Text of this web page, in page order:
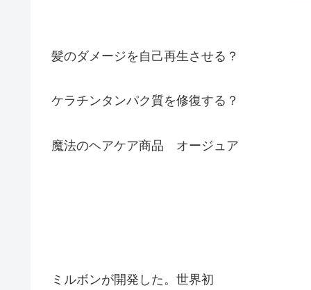
髪のダメージを自己再生させる？
ケラチンタンパク質を修復する？
魔法のヘアケア商品 オージュア
ミルボンが開発した。世界初